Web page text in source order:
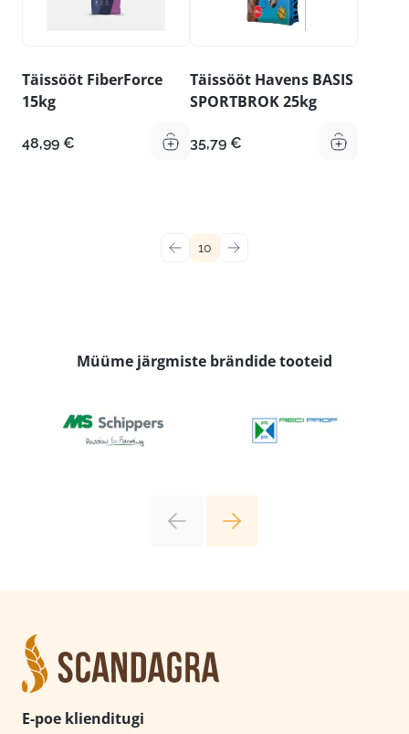
Täissööt FiberForce
15kg
48,99 €
Täissööt Havens BASIS
SPORTBROK 25kg
35,79 €
← 10 →
Müüme järgmiste brändide tooteid
E-poe klienditugi